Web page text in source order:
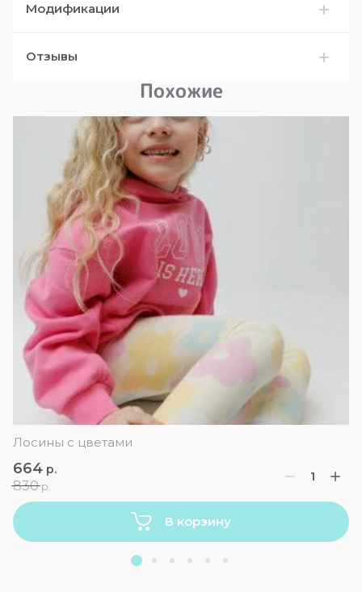
Модификации
Отзывы
Похожие
Лосины с цветами
830 р.
664 р.
В корзину